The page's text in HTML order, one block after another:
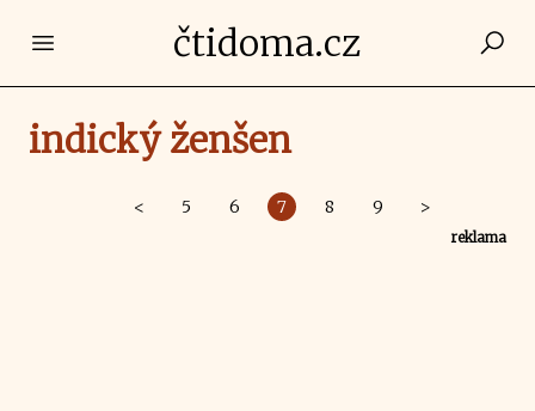
Open main menučtidoma.cz
indický ženšen
< 5 6 7 8 9 >
reklama